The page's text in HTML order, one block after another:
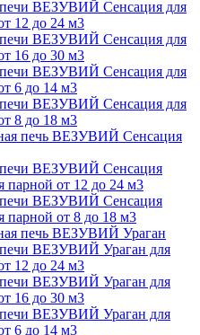
ВЕЗУВИЙ Сенсация для
12 до 24 м3
ВЕЗУВИЙ Сенсация для
16 до 30 м3
ВЕЗУВИЙ Сенсация для
6 до 14 м3
ВЕЗУВИЙ Сенсация для
8 до 18 м3
печь ВЕЗУВИЙ Сенсация
ВЕЗУВИЙ Сенсация
парной от 12 до 24 м3
ВЕЗУВИЙ Сенсация
парной от 8 до 18 м3
печь ВЕЗУВИЙ Ураган
ВЕЗУВИЙ Ураган для
12 до 24 м3
ВЕЗУВИЙ Ураган для
16 до 30 м3
ВЕЗУВИЙ Ураган для
6 до 14 м3